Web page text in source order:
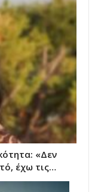
«Δεν
έχω τις…